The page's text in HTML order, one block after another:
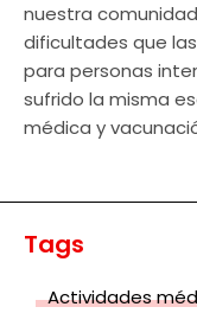
nuestra
dificultades que
para personas
sufrido la misma
médica y
Tags
Actividades